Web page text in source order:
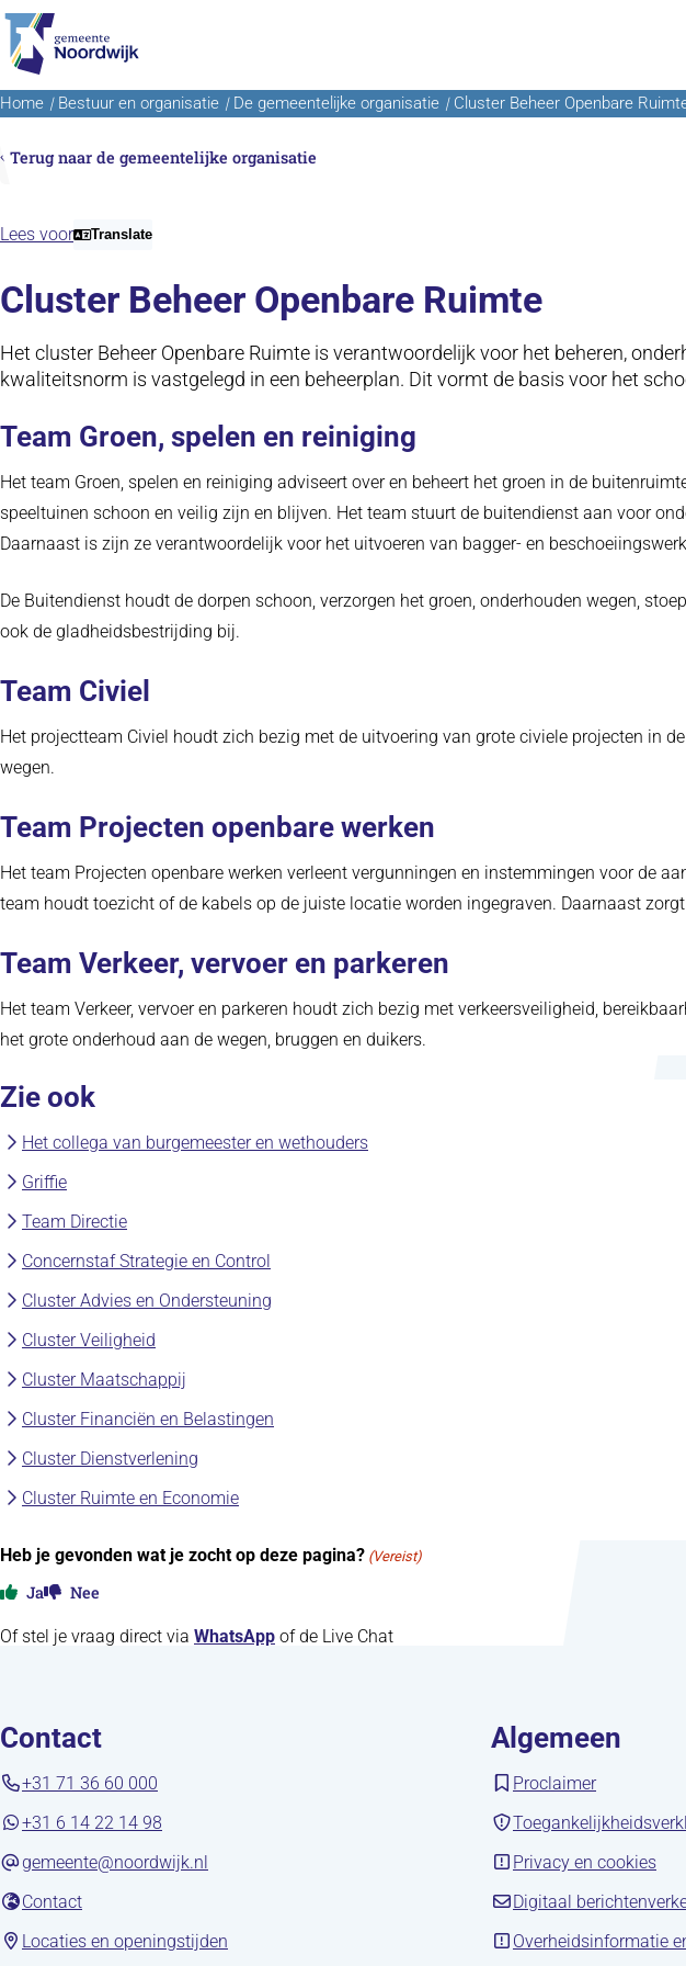
Ga naar de inhoud
Home Bestuur en organisatie De gemeentelijke organisatie Cluster Beheer Openbare
Terug naar de gemeentelijke organisatie
Lees voor Translate
Cluster Beheer Openbare Ruimte
Het cluster Beheer Openbare Ruimte is verantwoordelijk voor het beheren,
kwaliteitsnorm is vastgelegd in een beheerplan. Dit vormt de basis voor het
Team Groen, spelen en reiniging
Het team Groen, spelen en reiniging adviseert over en beheert het groen in de
speeltuinen schoon en veilig zijn en blijven. Het team stuurt de buitendienst aan voor
Daarnaast is zijn ze verantwoordelijk voor het uitvoeren van bagger- en
De Buitendienst houdt de dorpen schoon, verzorgen het groen, onderhouden wegen,
ook de gladheidsbestrijding bij.
Team Civiel
Het projectteam Civiel houdt zich bezig met de uitvoering van grote civiele projecten in
wegen.
Team Projecten openbare werken
Het team Projecten openbare werken verleent vergunningen en instemmingen voor de
team houdt toezicht of de kabels op de juiste locatie worden ingegraven. Daarnaast
Team Verkeer, vervoer en parkeren
Het team Verkeer, vervoer en parkeren houdt zich bezig met verkeersveiligheid,
het grote onderhoud aan de wegen, bruggen en duikers.
Zie ook
Het collega van burgemeester en wethouders
Griffie
Team Directie
Concernstaf Strategie en Control
Cluster Advies en Ondersteuning
Cluster Veiligheid
Cluster Maatschappij
Cluster Financiën en Belastingen
Cluster Dienstverlening
Cluster Ruimte en Economie
Heb je gevonden wat je zocht op deze pagina? (Vereist)
Ja Nee
Of stel je vraag direct via WhatsApp of de Live Chat
Contact
+31 71 36 60 000
+31 6 14 22 14 98
gemeente@noordwijk.nl
Contact(opent in nieuw tabblad)
Locaties en openingstijden
Algemeen
Proclaimer(opent in
Privacy en cookies
Digitaal
Overheidsinformatie